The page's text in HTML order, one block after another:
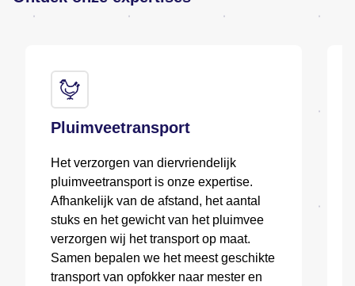
Pluimveetransport
Het verzorgen van diervriendelijk
pluimveetransport is onze expertise.
Afhankelijk van de afstand, het aantal
stuks en het gewicht van het pluimvee
verzorgen wij het transport op maat.
Samen bepalen we het meest geschikte
transport van opfokker naar mester en